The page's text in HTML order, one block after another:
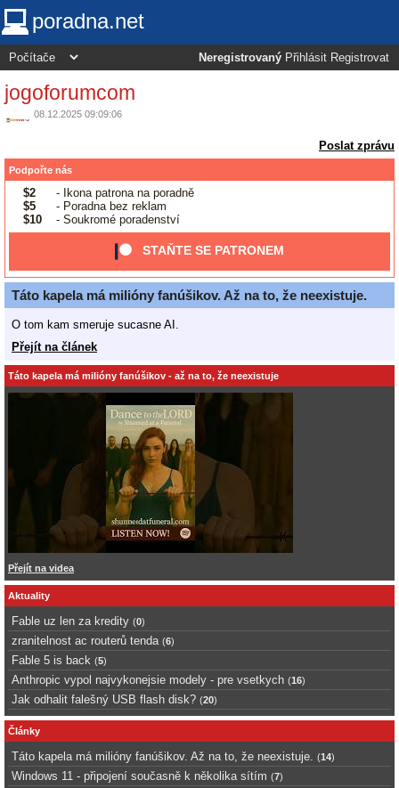
poradna.net
Neregistrovaný Přihlásit Registrovat
jogoforumcom
08.12.2025 09:09:06
Poslat zprávu
Podpořte nás
$2
- Ikona patrona na poradně
$5
- Poradna bez reklam
$10
- Soukromé poradenství
STAŇTE SE PATRONEM
Táto kapela má milióny fanúšikov. Až na to, že neexistuje.
O tom kam smeruje sucasne AI.
Přejít na článek
Táto kapela má milióny fanúšikov - až na to, že neexistuje
Přejít na videa
Aktuality
Fable uz len za kredity (0)
zranitelnost ac routerů tenda (6)
Fable 5 is back (5)
Anthropic vypol najvykonejsie modely - pre vsetkych (16)
Jak odhalit falešný USB flash disk? (20)
Články
Táto kapela má milióny fanúšikov. Až na to, že neexistuje. (14)
Windows 11 - připojení současně k několika sítím (7)